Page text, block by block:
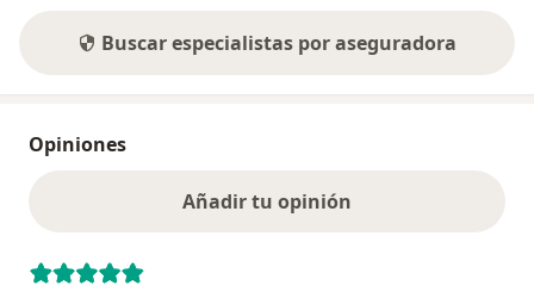
Buscar especialistas por aseguradora
Opiniones
Añadir tu opinión